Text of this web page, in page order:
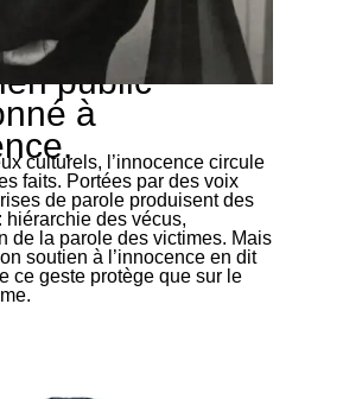
public
à
culturels, l’innocence circule
faits. Portées par des voix
de parole produisent des
hiérarchie des vécus,
de la parole des victimes. Mais
soutien à l’innocence en dit
ce geste protège que sur le